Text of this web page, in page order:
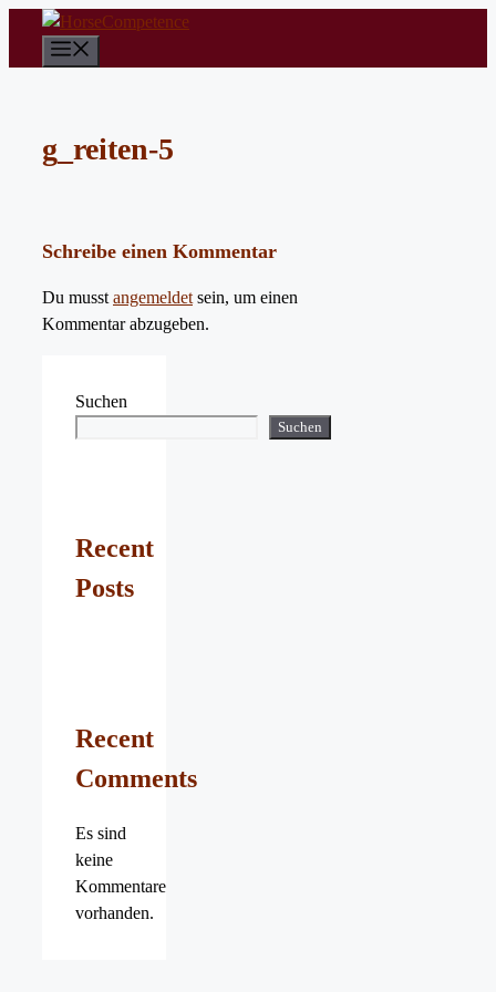
springen
g_reiten-5
Schreibe einen Kommentar
Du musst angemeldet sein, um einen
Kommentar abzugeben.
Suchen
Suchen
Recent
Posts
Recent
Comments
Es sind
keine
Kommentare
vorhanden.